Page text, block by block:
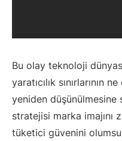
Bu olay teknoloji
yaratıcılık sınırlarının
yeniden düşünülmesine
stratejisi marka imajını
tüketici güvenini